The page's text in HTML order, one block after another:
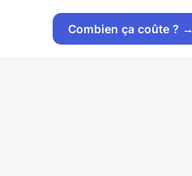
Combien ça coûte ? →